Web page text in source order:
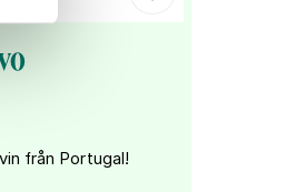
från Portugal!